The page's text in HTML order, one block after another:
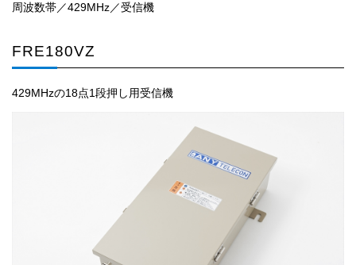
周波数帯／429MHz／受信機
FRE180VZ
429MHzの18点1段押し用受信機